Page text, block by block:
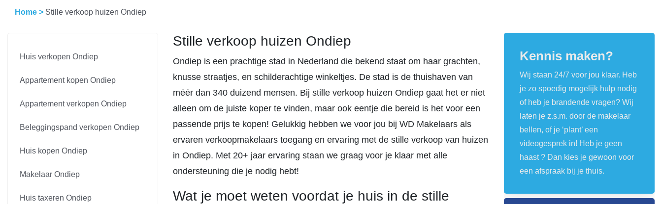
Home > Stille verkoop huizen Ondiep
Huis verkopen Ondiep
Appartement kopen Ondiep
Appartement verkopen Ondiep
Beleggingspand verkopen Ondiep
Huis kopen Ondiep
Makelaar Ondiep
Huis taxeren Ondiep
Stille verkoop huizen Ondiep
Ondiep is een prachtige stad in Nederland die bekend staat om haar grachten,
knusse straatjes, en schilderachtige winkeltjes. De stad is de thuishaven van
méér dan 340 duizend mensen. Bij stille verkoop huizen Ondiep gaat het er niet
alleen om de juiste koper te vinden, maar ook eentje die bereid is het voor een
passende prijs te kopen! Gelukkig hebben we voor jou bij WD Makelaars als
ervaren verkoopmakelaars toegang en ervaring met de stille verkoop van huizen
in Ondiep. Met 20+ jaar ervaring staan we graag voor je klaar met alle
ondersteuning die je nodig hebt!
Wat je moet weten voordat je huis in de stille
Kennis maken?
Wij staan 24/7 voor jou klaar. Heb
je zo spoedig mogelijk hulp nodig
of heb je brandende vragen? Wij
laten je z.s.m. door de makelaar
bellen, of je ‘plant’ een
videogesprek in! Heb je geen
haast ? Dan kies je gewoon voor
een afspraak bij je thuis.